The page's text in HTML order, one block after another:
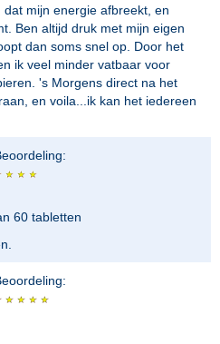
mijn energie afbreekt, en
Ben altijd druk met mijn eigen
dan soms snel op. Door het
ik veel minder vatbaar voor
's Morgens direct na het
en voila...ik kan het iedereen
60 tabletten